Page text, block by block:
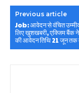
Previous article
Job: आवेदन से वंचित
लिए खुशखबरी, एक्जिम बैंक ने
की आवेदन तिथि 21 जून तक